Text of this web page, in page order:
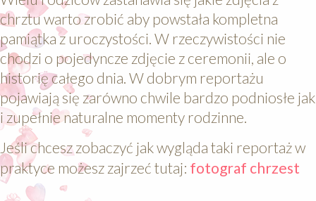
chrztu warto zrobić aby powstała kompletna
pamiątka z uroczystości. W rzeczywistości nie
chodzi o pojedyncze zdjęcie z ceremonii, ale o
historię całego dnia. W dobrym reportażu
pojawiają się zarówno chwile bardzo podniosłe jak
i zupełnie naturalne momenty rodzinne.
Jeśli chcesz zobaczyć jak wygląda taki reportaż w
praktyce możesz zajrzeć tutaj: fotograf chrzest